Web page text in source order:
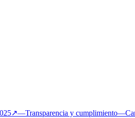
↗—Transparencia y cumplimiento—